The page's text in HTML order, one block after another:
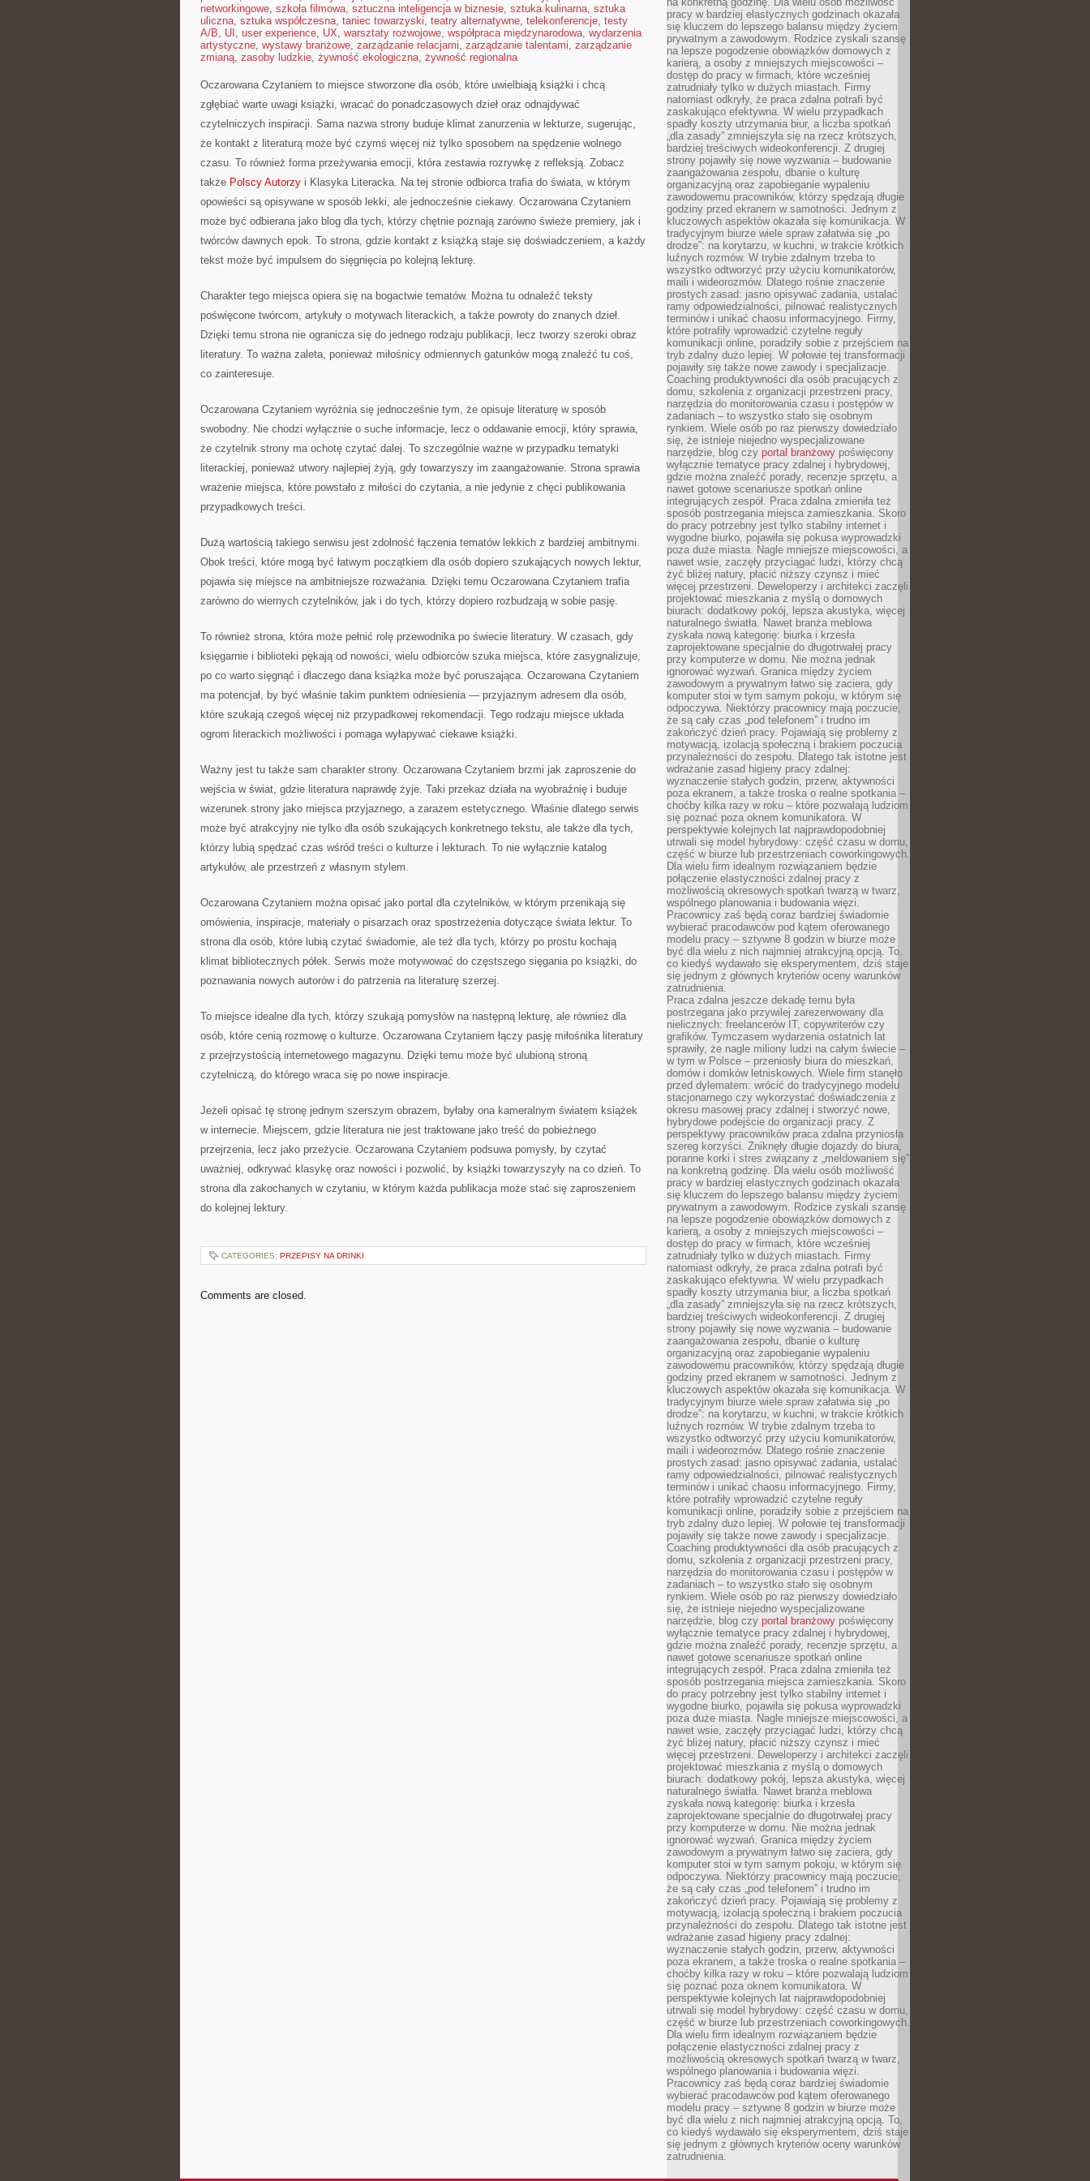
networkingowe, szkoła filmowa, sztuczna inteligencja w biznesie, sztuka kulinarna, sztuka
uliczna, sztuka współczesna, taniec towarzyski, teatry alternatywne, telekonferencje, testy
A/B, UI , user experience, UX, warsztaty rozwojowe, współpraca międzynarodowa, wydarzenia
artystyczne, wystawy branżowe, zarządzanie relacjami, zarządzanie talentami, zarządzanie
zmianą, zasoby ludzkie, żywność ekologiczna, żywność regionalna
Oczarowana Czytaniem to miejsce stworzone dla osób, które uwielbiają książki i chcą
zgłębiać warte uwagi książki, wracać do ponadczasowych dzieł oraz odnajdywać
czytelniczych inspiracji. Sama nazwa strony buduje klimat zanurzenia w lekturze, sugerując,
że kontakt z literaturą może być czymś więcej niż tylko sposobem na spędzenie wolnego
czasu. To również forma przeżywania emocji, która zestawia rozrywkę z refleksją. Zobacz
także Polscy Autorzy i Klasyka Literacka. Na tej stronie odbiorca trafia do świata, w którym
opowieści są opisywane w sposób lekki, ale jednocześnie ciekawy. Oczarowana Czytaniem
może być odbierana jako blog dla tych, którzy chętnie poznają zarówno świeże premiery, jak i
twórców dawnych epok. To strona, gdzie kontakt z książką staje się doświadczeniem, a każdy
tekst może być impulsem do sięgnięcia po kolejną lekturę.
Charakter tego miejsca opiera się na bogactwie tematów. Można tu odnaleźć teksty
poświęcone twórcom, artykuły o motywach literackich, a także powroty do znanych dzieł.
Dzięki temu strona nie ogranicza się do jednego rodzaju publikacji, lecz tworzy szeroki obraz
literatury. To ważna zaleta, ponieważ miłośnicy odmiennych gatunków mogą znaleźć tu coś,
co zainteresuje.
Oczarowana Czytaniem wyróżnia się jednocześnie tym, że opisuje literaturę w sposób
swobodny. Nie chodzi wyłącznie o suche informacje, lecz o oddawanie emocji, który sprawia,
że czytelnik strony ma ochotę czytać dalej. To szczególnie ważne w przypadku tematyki
literackiej, ponieważ utwory najlepiej żyją, gdy towarzyszy im zaangażowanie. Strona sprawia
wrażenie miejsca, które powstało z miłości do czytania, a nie jedynie z chęci publikowania
przypadkowych treści.
Dużą wartością takiego serwisu jest zdolność łączenia tematów lekkich z bardziej ambitnymi.
Obok treści, które mogą być łatwym początkiem dla osób dopiero szukających nowych lektur,
pojawia się miejsce na ambitniejsze rozważania. Dzięki temu Oczarowana Czytaniem trafia
zarówno do wiernych czytelników, jak i do tych, którzy dopiero rozbudzają w sobie pasję.
To również strona, która może pełnić rolę przewodnika po świecie literatury. W czasach, gdy
księgarnie i biblioteki pękają od nowości, wielu odbiorców szuka miejsca, które zasygnalizuje,
po co warto sięgnąć i dlaczego dana książka może być poruszająca. Oczarowana Czytaniem
ma potencjał, by być właśnie takim punktem odniesienia — przyjaznym adresem dla osób,
które szukają czegoś więcej niż przypadkowej rekomendacji. Tego rodzaju miejsce układa
ogrom literackich możliwości i pomaga wyłapywać ciekawe książki.
Ważny jest tu także sam charakter strony. Oczarowana Czytaniem brzmi jak zaproszenie do
wejścia w świat, gdzie literatura naprawdę żyje. Taki przekaz działa na wyobraźnię i buduje
wizerunek strony jako miejsca przyjaznego, a zarazem estetycznego. Właśnie dlatego serwis
może być atrakcyjny nie tylko dla osób szukających konkretnego tekstu, ale także dla tych,
którzy lubią spędzać czas wśród treści o kulturze i lekturach. To nie wyłącznie katalog
artykułów, ale przestrzeń z własnym stylem.
Oczarowana Czytaniem można opisać jako portal dla czytelników, w którym przenikają się
omówienia, inspiracje, materiały o pisarzach oraz spostrzeżenia dotyczące świata lektur. To
strona dla osób, które lubią czytać świadomie, ale też dla tych, którzy po prostu kochają
klimat bibliotecznych półek. Serwis może motywować do częstszego sięgania po książki, do
poznawania nowych autorów i do patrzenia na literaturę szerzej.
To miejsce idealne dla tych, którzy szukają pomysłów na następną lekturę, ale również dla
osób, które cenią rozmowę o kulturze. Oczarowana Czytaniem łączy pasję miłośnika literatury
z przejrzystością internetowego magazynu. Dzięki temu może być ulubioną stroną
czytelniczą, do którego wraca się po nowe inspiracje.
Jeżeli opisać tę stronę jednym szerszym obrazem, byłaby ona kameralnym światem książek
w internecie. Miejscem, gdzie literatura nie jest traktowane jako treść do pobieżnego
przejrzenia, lecz jako przeżycie. Oczarowana Czytaniem podsuwa pomysły, by czytać
uważniej, odkrywać klasykę oraz nowości i pozwolić, by książki towarzyszyły na co dzień. To
strona dla zakochanych w czytaniu, w którym każda publikacja może stać się zaproszeniem
do kolejnej lektury.
CATEGORIES: PRZEPISY NA DRINKI
Comments are closed.
pracy w bardziej elastycznych godzinach okazała
się kluczem do lepszego balansu między życiem
prywatnym a zawodowym. Rodzice zyskali szansę
na lepsze pogodzenie obowiązków domowych z
karierą, a osoby z mniejszych miejscowości –
dostęp do pracy w firmach, które wcześniej
zatrudniały tylko w dużych miastach. Firmy
natomiast odkryły, że praca zdalna potrafi być
zaskakująco efektywna. W wielu przypadkach
spadły koszty utrzymania biur, a liczba spotkań
„dla zasady” zmniejszyła się na rzecz krótszych,
bardziej treściwych wideokonferencji. Z drugiej
strony pojawiły się nowe wyzwania – budowanie
zaangażowania zespołu, dbanie o kulturę
organizacyjną oraz zapobieganie wypaleniu
zawodowemu pracowników, którzy spędzają długie
godziny przed ekranem w samotności. Jednym z
kluczowych aspektów okazała się komunikacja. W
tradycyjnym biurze wiele spraw załatwia się „po
drodze”: na korytarzu, w kuchni, w trakcie krótkich
luźnych rozmów. W trybie zdalnym trzeba to
wszystko odtworzyć przy użyciu komunikatorów,
maili i wideorozmów. Dlatego rośnie znaczenie
prostych zasad: jasno opisywać zadania, ustalać
ramy odpowiedzialności, pilnować realistycznych
terminów i unikać chaosu informacyjnego. Firmy,
które potrafiły wprowadzić czytelne reguły
komunikacji online, poradziły sobie z przejściem na
tryb zdalny dużo lepiej. W połowie tej transformacji
pojawiły się także nowe zawody i specjalizacje.
Coaching produktywności dla osób pracujących z
domu, szkolenia z organizacji przestrzeni pracy,
narzędzia do monitorowania czasu i postępów w
zadaniach – to wszystko stało się osobnym
rynkiem. Wiele osób po raz pierwszy dowiedziało
się, że istnieje niejedno wyspecjalizowane
narzędzie, blog czy portal branżowy poświęcony
wyłącznie tematyce pracy zdalnej i hybrydowej,
gdzie można znaleźć porady, recenzje sprzętu, a
nawet gotowe scenariusze spotkań online
integrujących zespół. Praca zdalna zmieniła też
sposób postrzegania miejsca zamieszkania. Skoro
do pracy potrzebny jest tylko stabilny internet i
wygodne biurko, pojawiła się pokusa wyprowadzki
poza duże miasta. Nagle mniejsze miejscowości, a
nawet wsie, zaczęły przyciągać ludzi, którzy chcą
żyć bliżej natury, płacić niższy czynsz i mieć
więcej przestrzeni. Deweloperzy i architekci zaczęli
projektować mieszkania z myślą o domowych
biurach: dodatkowy pokój, lepsza akustyka, więcej
naturalnego światła. Nawet branża meblowa
zyskała nową kategorię: biurka i krzesła
zaprojektowane specjalnie do długotrwałej pracy
przy komputerze w domu. Nie można jednak
ignorować wyzwań. Granica między życiem
zawodowym a prywatnym łatwo się zaciera, gdy
komputer stoi w tym samym pokoju, w którym się
odpoczywa. Niektórzy pracownicy mają poczucie,
że są cały czas „pod telefonem” i trudno im
zakończyć dzień pracy. Pojawiają się problemy z
motywacją, izolacją społeczną i brakiem poczucia
przynależności do zespołu. Dlatego tak istotne jest
wdrażanie zasad higieny pracy zdalnej:
wyznaczenie stałych godzin, przerw, aktywności
poza ekranem, a także troska o realne spotkania –
choćby kilka razy w roku – które pozwalają ludziom
się poznać poza oknem komunikatora. W
perspektywie kolejnych lat najprawdopodobniej
utrwali się model hybrydowy: część czasu w domu,
część w biurze lub przestrzeniach coworkingowych.
Dla wielu firm idealnym rozwiązaniem będzie
połączenie elastyczności zdalnej pracy z
możliwością okresowych spotkań twarzą w twarz,
wspólnego planowania i budowania więzi.
Pracownicy zaś będą coraz bardziej świadomie
wybierać pracodawców pod kątem oferowanego
modelu pracy – sztywne 8 godzin w biurze może
być dla wielu z nich najmniej atrakcyjną opcją. To,
co kiedyś wydawało się eksperymentem, dziś staje
się jednym z głównych kryteriów oceny warunków
zatrudnienia.
Praca zdalna jeszcze dekadę temu była
postrzegana jako przywilej zarezerwowany dla
nielicznych: freelancerów IT, copywriterów czy
grafików. Tymczasem wydarzenia ostatnich lat
sprawiły, że nagle miliony ludzi na całym świecie –
w tym w Polsce – przeniosły biura do mieszkań,
domów i domków letniskowych. Wiele firm stanęło
przed dylematem: wrócić do tradycyjnego modelu
stacjonarnego czy wykorzystać doświadczenia z
okresu masowej pracy zdalnej i stworzyć nowe,
hybrydowe podejście do organizacji pracy. Z
perspektywy pracowników praca zdalna przyniosła
szereg korzyści. Zniknęły długie dojazdy do biura,
poranne korki i stres związany z „meldowaniem się”
na konkretną godzinę. Dla wielu osób możliwość
pracy w bardziej elastycznych godzinach okazała
się kluczem do lepszego balansu między życiem
prywatnym a zawodowym. Rodzice zyskali szansę
na lepsze pogodzenie obowiązków domowych z
karierą, a osoby z mniejszych miejscowości –
dostęp do pracy w firmach, które wcześniej
zatrudniały tylko w dużych miastach. Firmy
natomiast odkryły, że praca zdalna potrafi być
zaskakująco efektywna. W wielu przypadkach
spadły koszty utrzymania biur, a liczba spotkań
„dla zasady” zmniejszyła się na rzecz krótszych,
bardziej treściwych wideokonferencji. Z drugiej
strony pojawiły się nowe wyzwania – budowanie
zaangażowania zespołu, dbanie o kulturę
organizacyjną oraz zapobieganie wypaleniu
zawodowemu pracowników, którzy spędzają długie
godziny przed ekranem w samotności. Jednym z
kluczowych aspektów okazała się komunikacja. W
tradycyjnym biurze wiele spraw załatwia się „po
drodze”: na korytarzu, w kuchni, w trakcie krótkich
luźnych rozmów. W trybie zdalnym trzeba to
wszystko odtworzyć przy użyciu komunikatorów,
maili i wideorozmów. Dlatego rośnie znaczenie
prostych zasad: jasno opisywać zadania, ustalać
ramy odpowiedzialności, pilnować realistycznych
terminów i unikać chaosu informacyjnego. Firmy,
które potrafiły wprowadzić czytelne reguły
komunikacji online, poradziły sobie z przejściem na
tryb zdalny dużo lepiej. W połowie tej transformacji
pojawiły się także nowe zawody i specjalizacje.
Coaching produktywności dla osób pracujących z
domu, szkolenia z organizacji przestrzeni pracy,
narzędzia do monitorowania czasu i postępów w
zadaniach – to wszystko stało się osobnym
rynkiem. Wiele osób po raz pierwszy dowiedziało
się, że istnieje niejedno wyspecjalizowane
narzędzie, blog czy portal branżowy poświęcony
wyłącznie tematyce pracy zdalnej i hybrydowej,
gdzie można znaleźć porady, recenzje sprzętu, a
nawet gotowe scenariusze spotkań online
integrujących zespół. Praca zdalna zmieniła też
sposób postrzegania miejsca zamieszkania. Skoro
do pracy potrzebny jest tylko stabilny internet i
wygodne biurko, pojawiła się pokusa wyprowadzki
poza duże miasta. Nagle mniejsze miejscowości, a
nawet wsie, zaczęły przyciągać ludzi, którzy chcą
żyć bliżej natury, płacić niższy czynsz i mieć
więcej przestrzeni. Deweloperzy i architekci zaczęli
projektować mieszkania z myślą o domowych
biurach: dodatkowy pokój, lepsza akustyka, więcej
naturalnego światła. Nawet branża meblowa
zyskała nową kategorię: biurka i krzesła
zaprojektowane specjalnie do długotrwałej pracy
przy komputerze w domu. Nie można jednak
ignorować wyzwań. Granica między życiem
zawodowym a prywatnym łatwo się zaciera, gdy
komputer stoi w tym samym pokoju, w którym się
odpoczywa. Niektórzy pracownicy mają poczucie,
że są cały czas „pod telefonem” i trudno im
zakończyć dzień pracy. Pojawiają się problemy z
motywacją, izolacją społeczną i brakiem poczucia
przynależności do zespołu. Dlatego tak istotne jest
wdrażanie zasad higieny pracy zdalnej:
wyznaczenie stałych godzin, przerw, aktywności
poza ekranem, a także troska o realne spotkania –
choćby kilka razy w roku – które pozwalają ludziom
się poznać poza oknem komunikatora. W
perspektywie kolejnych lat najprawdopodobniej
utrwali się model hybrydowy: część czasu w domu,
część w biurze lub przestrzeniach coworkingowych.
Dla wielu firm idealnym rozwiązaniem będzie
połączenie elastyczności zdalnej pracy z
możliwością okresowych spotkań twarzą w twarz,
wspólnego planowania i budowania więzi.
Pracownicy zaś będą coraz bardziej świadomie
wybierać pracodawców pod kątem oferowanego
modelu pracy – sztywne 8 godzin w biurze może
być dla wielu z nich najmniej atrakcyjną opcją. To,
co kiedyś wydawało się eksperymentem, dziś staje
się jednym z głównych kryteriów oceny warunków
zatrudnienia.